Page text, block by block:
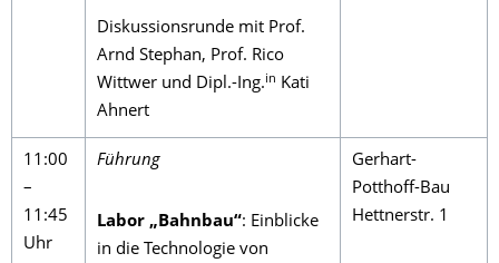
Diskussionsrunde mit Prof.
Arnd Stephan, Prof. Rico
Wittwer und Dipl.-Ing.in Kati
Ahnert
11:00
–
11:45
Uhr
Führung
Labor „Bahnbau“: Einblicke
in die Technologie von
Gerhart-
Potthoff-Bau
Hettnerstr. 1